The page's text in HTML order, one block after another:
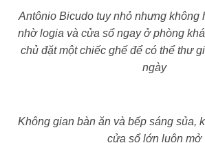
Antônio Bicudo tuy nhỏ nhưng không
nhờ logia và cửa sổ ngay ở phòng
chủ đặt một chiếc ghế để có thể thư
ngày
Không gian bàn ăn và bếp sáng sủa,
cửa sổ lớn luôn mở